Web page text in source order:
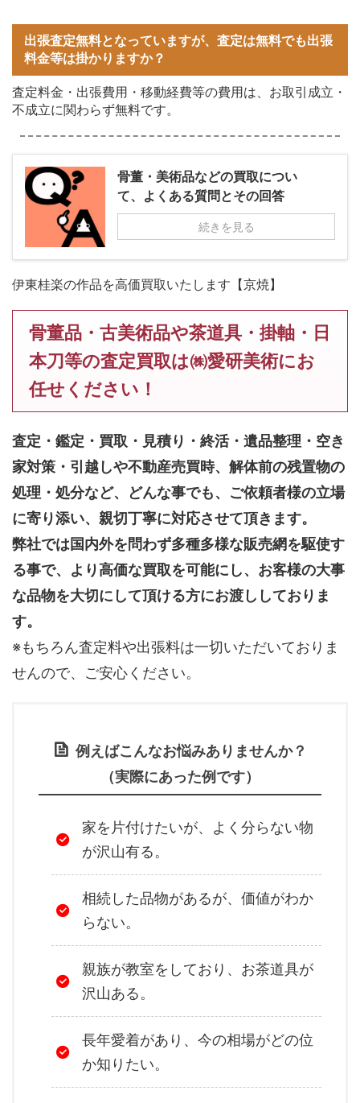
出張査定無料となっていますが、査定は無料でも出張
料金等は掛かりますか？
査定料金・出張費用・移動経費等の費用は、お取引成立・
不成立に関わらず無料です。
骨董・美術品などの買取につい
て、よくある質問とその回答
続きを見る
伊東桂楽の作品を高価買取いたします【京焼】
骨董品・古美術品や茶道具・掛軸・日
本刀等の査定買取は㈱愛研美術にお
任せください！
査定・鑑定・買取・見積り・終活・遺品整理・空き
家対策・引越しや不動産売買時、解体前の残置物の
処理・処分など、どんな事でも、 ご依頼者様の立場
に寄り添い、親切丁寧に対応させて頂きます。
弊社では国内外を問わず多種多様な販売網を駆使す
る事で、より高価な買取を可能にし、お客様の大事
な品物を大切にして頂ける方にお渡ししておりま
す。
※もちろん査定料や出張料は一切いただいておりま
せんので、ご安心ください。
例えばこんなお悩みありませんか？
（実際にあった例です）
家を片付けたいが、よく分らない物
が沢山有る。
相続した品物があるが、価値がわか
らない。
親族が教室をしており、お茶道具が
沢山ある。
長年愛着があり、今の相場がどの位
か知りたい。